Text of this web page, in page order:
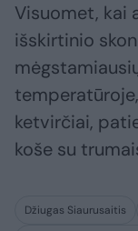
Visuomet, kai
išskirtinio
ketvirčiai,
koše su
Džiugas Siaurusaitis